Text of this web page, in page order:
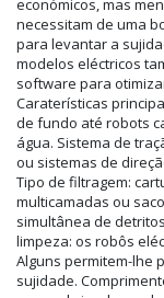
necessitam de uma
para levantar a
modelos eléctricos
software para
Caraterísticas
de fundo até robots
água. Sistema de
ou sistemas de
Tipo de filtragem:
multicamadas ou
simultânea de
limpeza: os robôs
Alguns permitem-lhe
sujidade.